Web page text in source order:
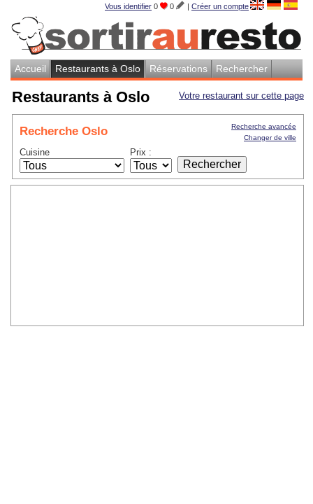
Vous identifier 0 0 | Créer un compte
Accueil Restaurants à Oslo Réservations Rechercher
Votre restaurant sur cette page
Restaurants à Oslo
Recherche Oslo
Cuisine Prix :
Recherche avancée
Changer de ville